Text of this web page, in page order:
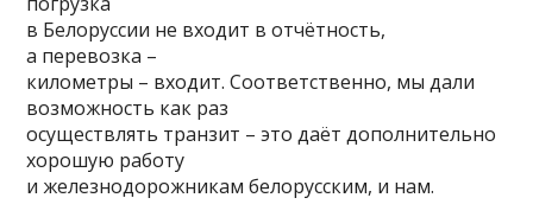
в Белоруссии не входит в отчётность,
а перевозка –
километры – входит. Соответственно, мы дали
возможность как раз
осуществлять транзит – это даёт дополнительно
хорошую работу
и железнодорожникам белорусским, и нам.